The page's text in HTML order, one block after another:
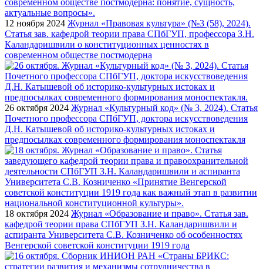
12 ноября 2024 Журнал «Правовая культура» (№3 (58), 2024).
Статья зав. кафедрой теории права СПбГУП, профессора З.Н.
Каландаришвили о конституционных ценностях в
современном обществе постмодерна
26 октября 2024 Журнал «Культурный код» (№ 3, 2024). Статья
Почетного профессора СПбГУП, доктора искусствоведения
Д.Н. Катышевой об историко-культурных истоках и
предпосылках современного формирования моноспектакля
18 октября 2024 Журнал «Образование и право». Статья зав.
кафедрой теории права СПбГУП З.Н. Каландаришвили и
аспиранта Университета С.В. Козниченко об особенностях
Венгерской советской конституции 1919 года